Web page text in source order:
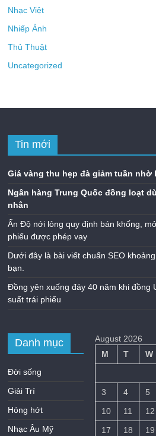
Nhạc Việt
Nhiếp Ảnh
Thủ Thuật
Uncategorized
Tin mới
Giá vàng thu hẹp đà giảm tuần nhờ
Ngân hàng Trung Quốc đồng loạt
nhân
Ấn Độ nới lỏng quy định bán khống,
phiếu được phép vay
Dưới đây là bài viết chuẩn SEO
bạn.
Đồng yên xuống đáy 40 năm khi đồng
suất trái phiếu
Danh mục
Đời sống
Giải Trí
Hóng hớt
Nhạc Âu Mỹ
August 2026
M
T W
3
4 5
10
11 12
17
18 19